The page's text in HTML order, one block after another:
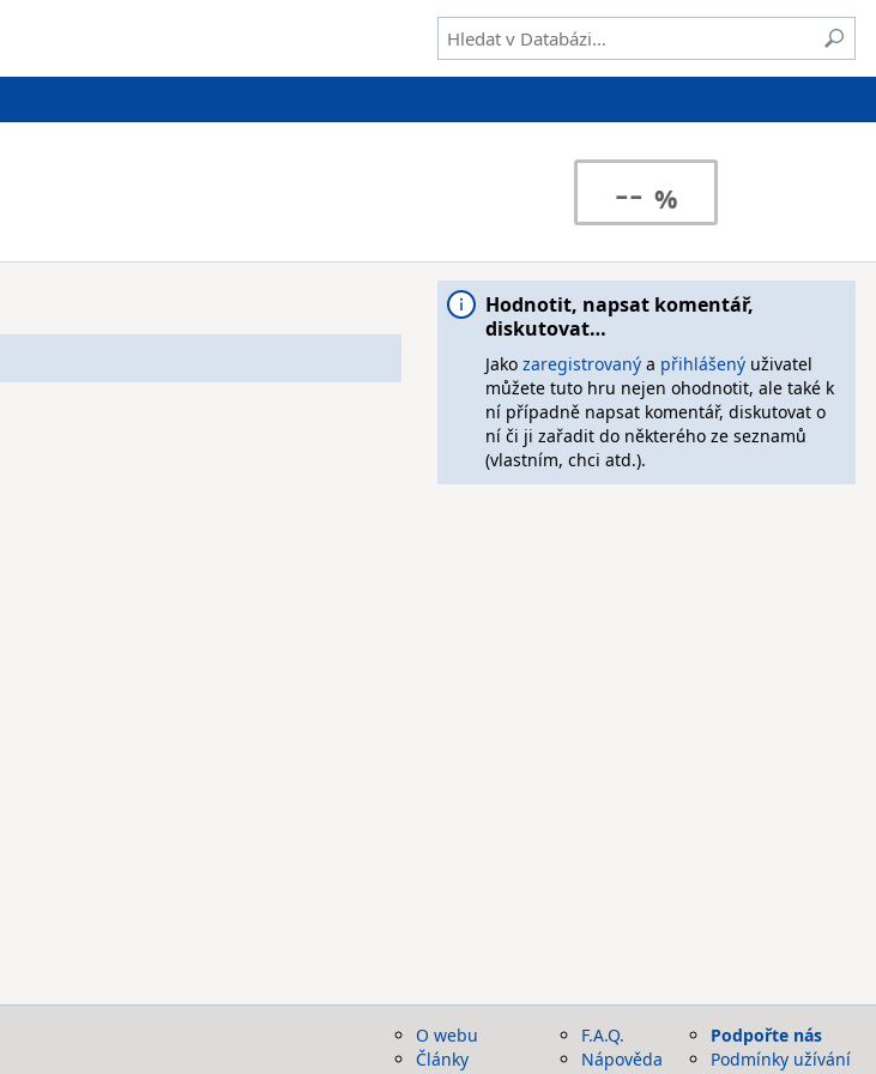
--
Hodnotit, napsat komentář,
diskutovat…
Jako zaregistrovanýa přihlášenýuživatel
můžete tuto hru nejen ohodnotit, ale také k
ní případně napsat komentář, diskutovat o
ní či ji zařadit do některého ze seznamů
(vlastním, chci atd.).
O webu
Články
F.A.Q.
Nápověda
Podpořte nás
Podmínky užívání